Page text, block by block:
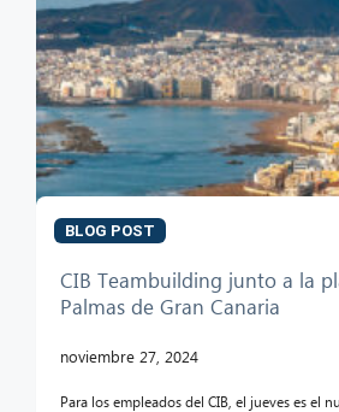
BLOG POST
CIB Teambuilding junto a la
Palmas de Gran Canaria
noviembre 27, 2024
Para los empleados del CIB, el jueves es el